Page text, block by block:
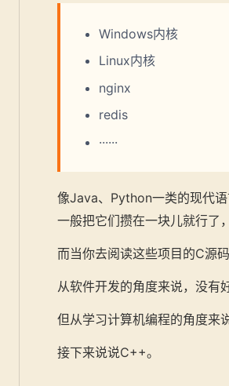
Windows内核
Linux内核
nginx
redis
······
像Java、Python一类的现代
一般把它们攒在一块儿就行了
而当你去阅读这些项目的C源
从软件开发的角度来说，没有
但从学习计算机编程的角度来
接下来说说C++。